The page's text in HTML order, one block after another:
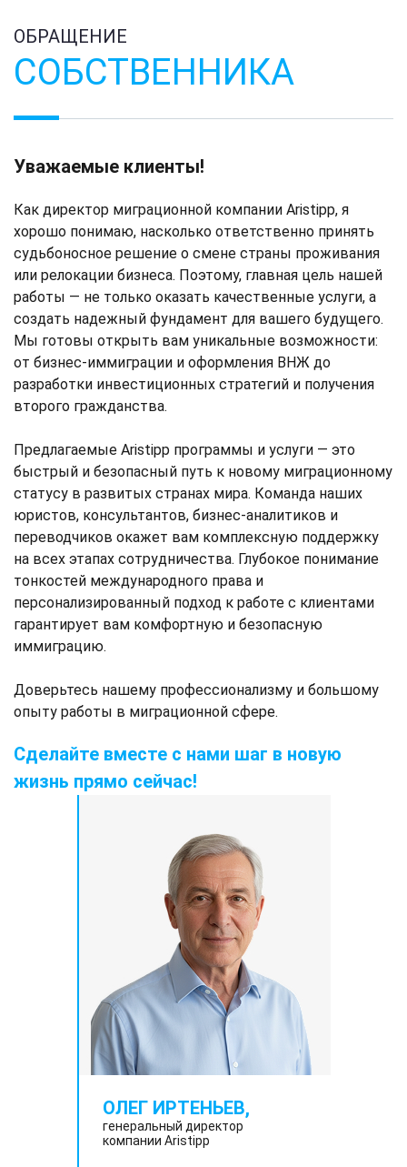
ОБРАЩЕНИЕ
СОБСТВЕННИКА
Уважаемые клиенты!
Как директор миграционной компании Aristipp, я
хорошо понимаю, насколько ответственно принять
судьбоносное решение о смене страны проживания
или релокации бизнеса. Поэтому, главная цель нашей
работы — не только оказать качественные услуги, а
создать надежный фундамент для вашего будущего.
Мы готовы открыть вам уникальные возможности:
от бизнес-иммиграции и оформления ВНЖ до
разработки инвестиционных стратегий и получения
второго гражданства.
Предлагаемые Aristipp программы и услуги — это
быстрый и безопасный путь к новому миграционному
статусу в развитых странах мира. Команда наших
юристов, консультантов, бизнес-аналитиков и
переводчиков окажет вам комплексную поддержку
на всех этапах сотрудничества. Глубокое понимание
тонкостей международного права и
персонализированный подход к работе с клиентами
гарантирует вам комфортную и безопасную
иммиграцию.
Доверьтесь нашему профессионализму и большому
опыту работы в миграционной сфере.
Сделайте вместе с нами шаг в новую
жизнь прямо сейчас!
ОЛЕГ ИРТЕНЬЕВ,
генеральный директор
компании Aristipp